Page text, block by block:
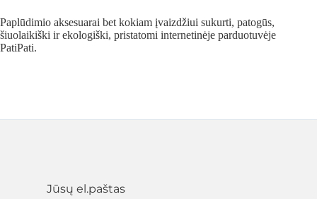
Paplūdimio aksesuarai bet kokiam įvaizdžiui sukurti, patogūs,
šiuolaikiški ir ekologiški, pristatomi internetinėje parduotuvėje
PatiPati.